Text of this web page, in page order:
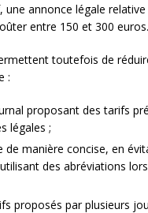
une annonce légale
entre 150 et 300 euros.
toutefois de
:
proposant des tarifs
légales ;
de manière concise, en
des abréviations
proposés par plusieurs